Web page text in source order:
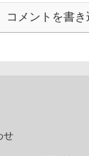
コメントを書き
せ